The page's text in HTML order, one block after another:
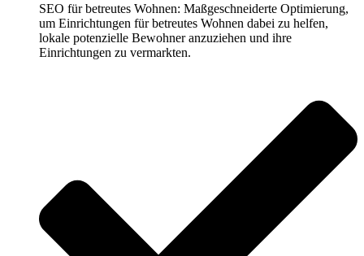
SEO für betreutes Wohnen: Maßgeschneiderte Optimierung,
um Einrichtungen für betreutes Wohnen dabei zu helfen,
lokale potenzielle Bewohner anzuziehen und ihre
Einrichtungen zu vermarkten.